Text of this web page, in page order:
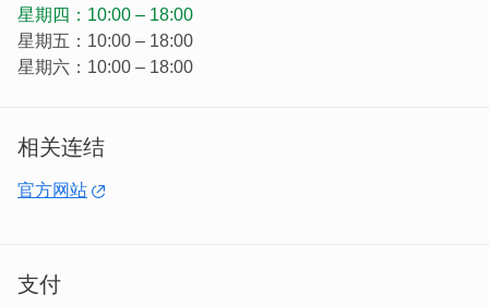
酱料，可依照个人口味调配後，即可食用，外出露营必备首
星期四：10:00 – 18:00
星期五：10:00 – 18:00
星期六：10:00 – 18:00
相关连结
官方网站
支付